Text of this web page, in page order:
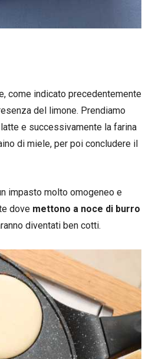
come indicato precedentemente
del limone. Prendiamo
e successivamente la farina
di miele, per poi concludere il
impasto molto omogeneo e
dove mettono a noce di burro
diventati ben cotti.